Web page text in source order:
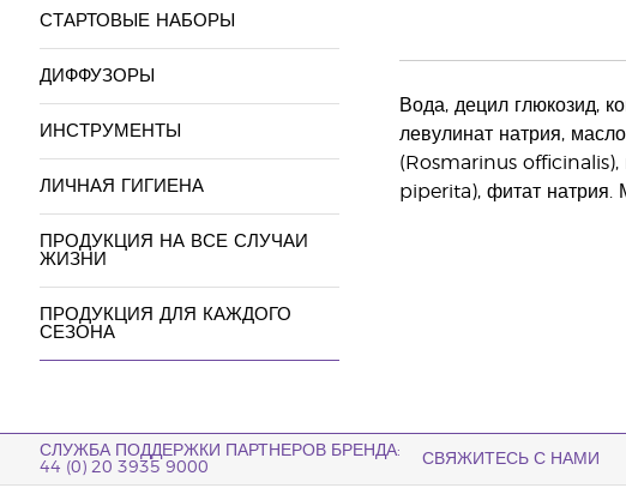
СТАРТОВЫЕ НАБОРЫ
ДИФФУЗОРЫ
ИНСТРУМЕНТЫ
ЛИЧНАЯ ГИГИЕНА
ПРОДУКЦИЯ НА ВСЕ СЛУЧАИ
ЖИЗНИ
ПРОДУКЦИЯ ДЛЯ КАЖДОГО
СЕЗОНА
Вода, децил глюкозид,
левулинат натрия,
(Rosmarinus officinalis),
piperita), фитат натрия.
СЛУЖБА ПОДДЕРЖКИ ПАРТНЕРОВ БРЕНДА:
44 (0) 20 3935 9000
СВЯЖИТЕСЬ С НАМИ